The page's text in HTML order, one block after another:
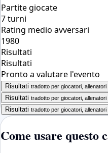
Partite giocate
7 turni
Rating medio avversari
1980
Risultati
Risultati
Pronto a valutare l'evento
Risultati tradotto per giocatori,
Risultati tradotto per giocatori,
Risultati tradotto per giocatori,
Come usare questo